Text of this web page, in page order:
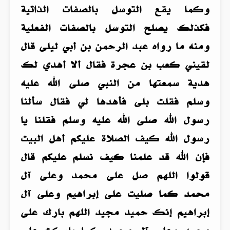
وكما يقع التوسل بالصفات الذاتية
فكذلك يصلح التوسل بالصفات الفعلية
ومنه ما رواه عبد الرحمن بن أبي ليلى قال
لقيني كعب بن عجرة فقال ألا أهدي لك
هدية سمعتها من النبي صلى الله عليه
وسلم فقلت بلى فأهدها لي فقال سألنا
رسول الله صلى الله عليه وسلم فقلنا يا
رسول الله كيف الصلاة عليكم أهل البيت
فإن الله قد علمنا كيف نسلم عليكم قال
قولوا اللهم صل على محمد وعلى آل
محمد كما صليت على إبراهيم وعلى آل
إبراهيم إنك حميد مجيد اللهم بارك على